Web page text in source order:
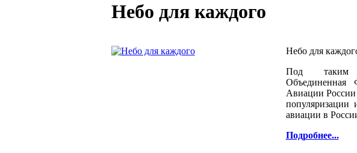
Небо для каждого
Небо для
Под таким
Объединенная
Авиации России
популяризации
авиации в
Подробнее...